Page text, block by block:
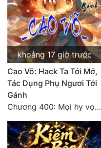
khoảng 17 giờ trước
Cao Võ: Hack Ta Tới Mở,
Tác Dụng Phụ Ngươi Tới
Gánh
Chương 400: Mọi hy vọng đặt trên Tô Mặc!